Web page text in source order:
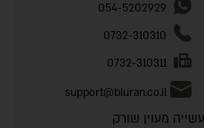
054-5202929
0732-310310
0732-310311
support@bluran.co.il